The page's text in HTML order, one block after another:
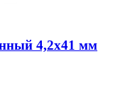
4,2x41 мм